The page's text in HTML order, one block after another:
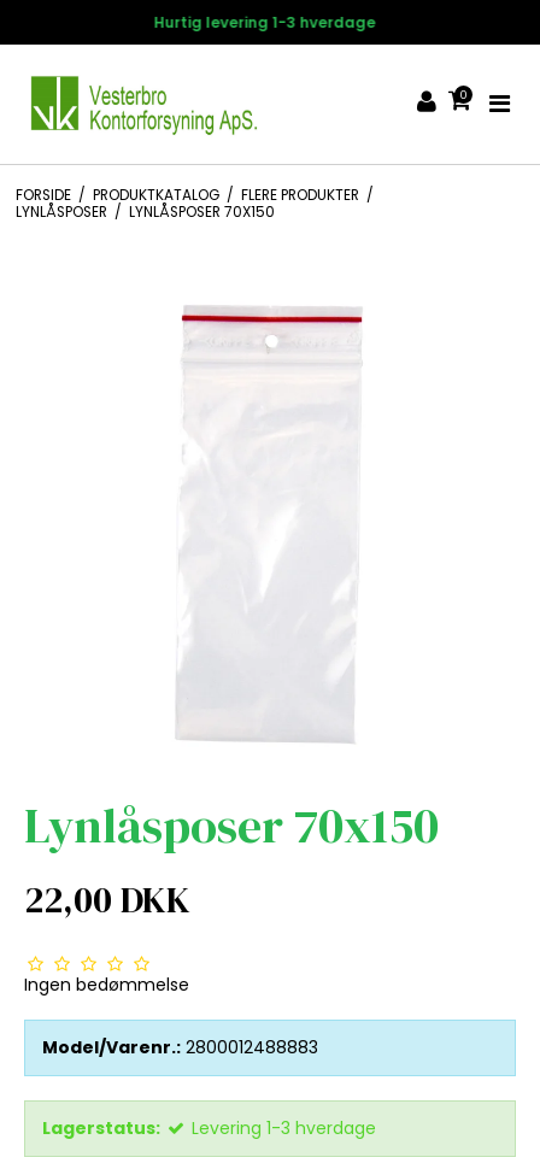
14 dages fortrydelsesret
0
FORSIDE / PRODUKTKATALOG / FLERE PRODUKTER /
LYNLÅSPOSER / LYNLÅSPOSER 70X150
Lynlåsposer 70x150
22,00 DKK
Ingen bedømmelse
Model/Varenr.: 2800012488883
Lagerstatus: Levering 1-3 hverdage